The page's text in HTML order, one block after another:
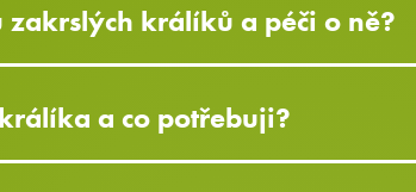
králíků a péči o ně?
a co potřebuji?